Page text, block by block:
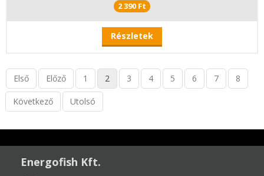
2 390 Ft
Részletek
Első Előző 1 2 3 4 5 6 7 8
Következő Utolsó
Energofish Kft.